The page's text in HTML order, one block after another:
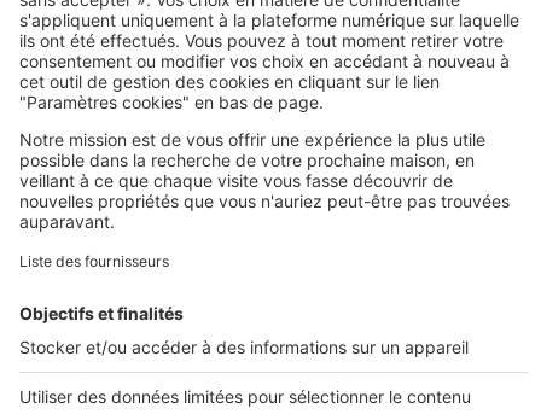
Image
Acheter
maison avec jardin
Prolonger votre recherche
Tous nos plans de maisons
Plans de maison Plans de maison de plain pied